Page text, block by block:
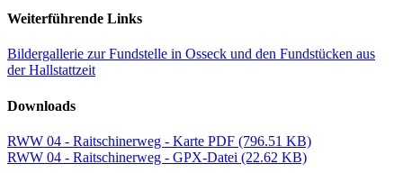
Weiterführende Links
Bildergallerie zur Fundstelle in Osseck und den Fundstücken aus
der Hallstattzeit
Downloads
RWW 04 - Raitschinerweg - Karte PDF (796.51 KB)
RWW 04 - Raitschinerweg - GPX-Datei (22.62 KB)